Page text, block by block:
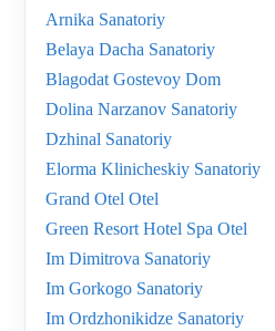
Arnika Sanatoriy
Belaya Dacha Sanatoriy
Blagodat Gostevoy Dom
Dolina Narzanov Sanatoriy
Dzhinal Sanatoriy
Elorma Klinicheskiy Sanatoriy
Grand Otel Otel
Green Resort Hotel Spa Otel
Im Dimitrova Sanatoriy
Im Gorkogo Sanatoriy
Im Ordzhonikidze Sanatoriy